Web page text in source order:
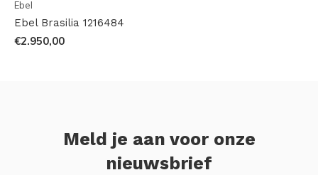
Ebel
Ebel Brasilia 1216484
€2.950,00
Meld je aan voor onze
nieuwsbrief